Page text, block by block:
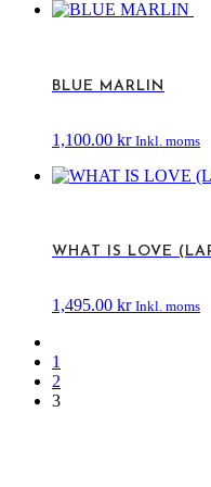
BLUE MARLIN
1,100.00 kr Inkl. moms
WHAT IS LOVE
1,495.00 kr Inkl. moms
1
2
3